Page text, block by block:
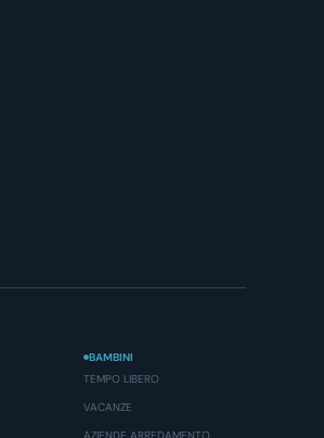
BAMBINI
TEMPO LIBERO
VACANZE
AZIENDE ARREDAMENTO